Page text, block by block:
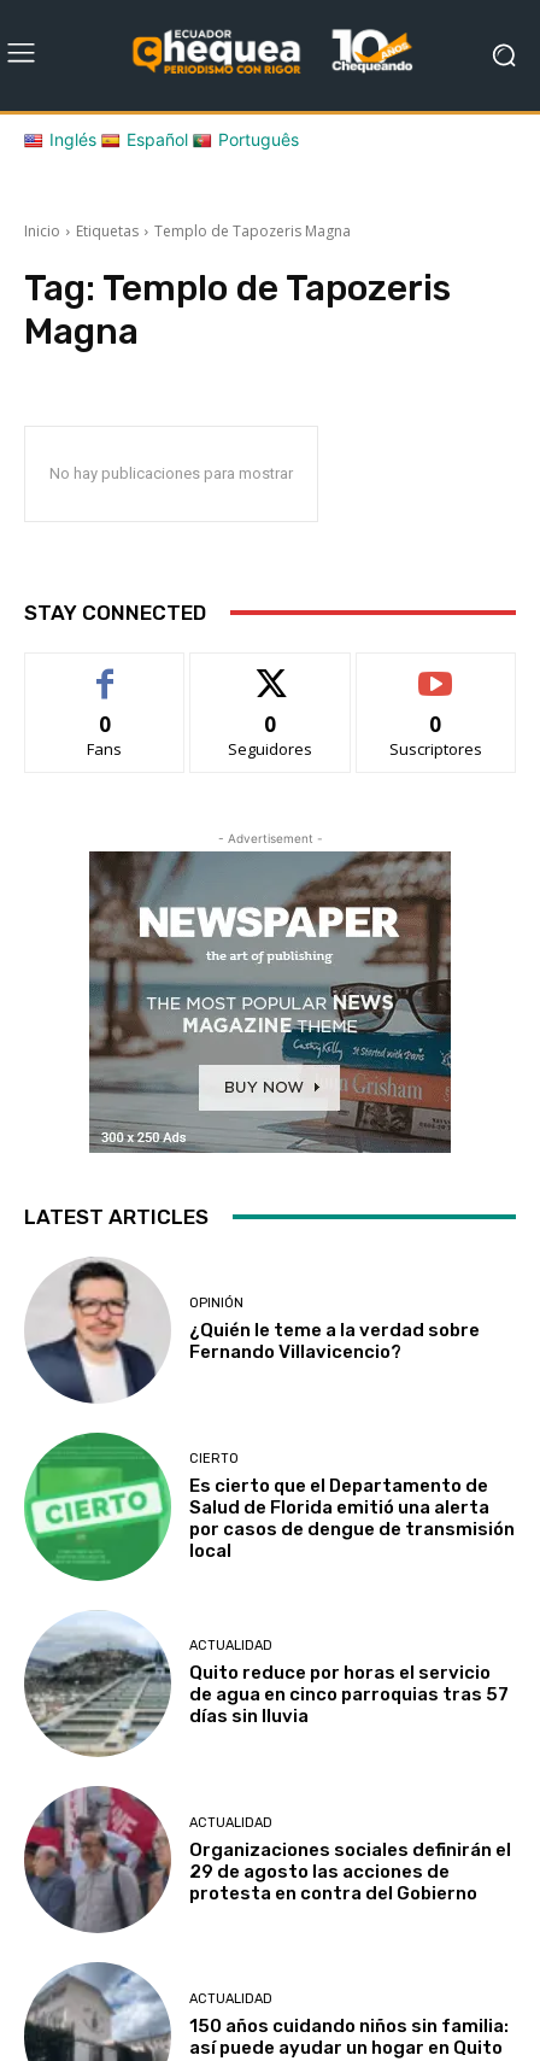
Inglés Español Português
Inicio Etiquetas Templo de Tapozeris Magna
Tag: Templo de Tapozeris
Magna
No hay publicaciones para mostrar
STAY CONNECTED
0
Fans
0
Seguidores
0
Suscriptores
- Advertisement -
LATEST ARTICLES
OPINIÓN
¿Quién le teme a la verdad sobre
Fernando Villavicencio?
CIERTO
Es cierto que el Departamento de
Salud de Florida emitió una alerta
por casos de dengue de transmisión
local
ACTUALIDAD
Quito reduce por horas el servicio
de agua en cinco parroquias tras 57
días sin lluvia
ACTUALIDAD
Organizaciones sociales definirán el
29 de agosto las acciones de
protesta en contra del Gobierno
ACTUALIDAD
150 años cuidando niños sin familia:
así puede ayudar un hogar en Quito